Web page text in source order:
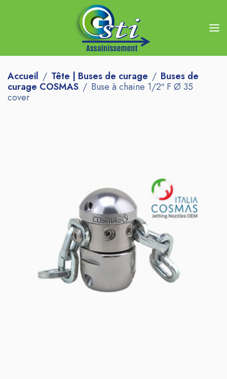
Accueil Tête | Buses de curage
Buses de
curage COSMAS
Buse à chaine 1/2″ F Ø 35
cover